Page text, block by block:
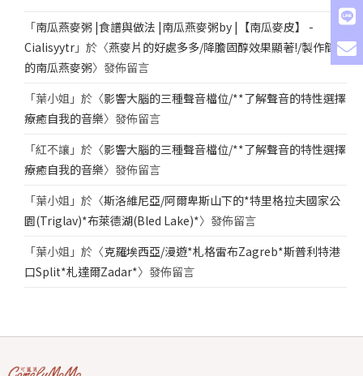
「南瓜燕麥粥 |食譜與做法 |南瓜燕麥粥by |【南瓜麥皮】 -
Cialisyytr 」於〈燕麥片的好處多多/降膽固醇效果顯著!/製作簡單
的南瓜燕麥粥〉發佈留言
「葉小姐 」於〈影響大腦的三種聲音檔位/**了解聲音的特性選擇
療癒自我的音樂〉發佈留言
「紅不讓 」於〈影響大腦的三種聲音檔位/**了解聲音的特性選擇
療癒自我的音樂〉發佈留言
「葉小姐 」於〈斯洛維尼亞/阿爾卑斯山下的*特里格拉夫國家公
園(Triglav)*布萊德湖(Bled Lake)*〉發佈留言
「葉小姐 」於〈克羅埃西亞/漫遊*札格雷布Zagreb*斯普利特港
口Split*札達爾Zadar*〉發佈留言